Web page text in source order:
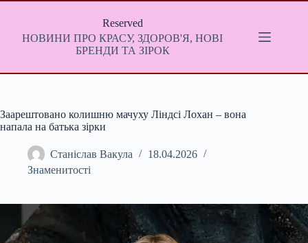
Перейти
Reserved
НОВИНИ ПРО КРАСУ, ЗДОРОВ'Я, НОВІ
БРЕНДИ ТА ЗІРОК
Заарештовано колишню мачуху Ліндсі Лохан – вона
напала на батька зірки
Станіслав Вакула
18.04.2026
Знаменитості